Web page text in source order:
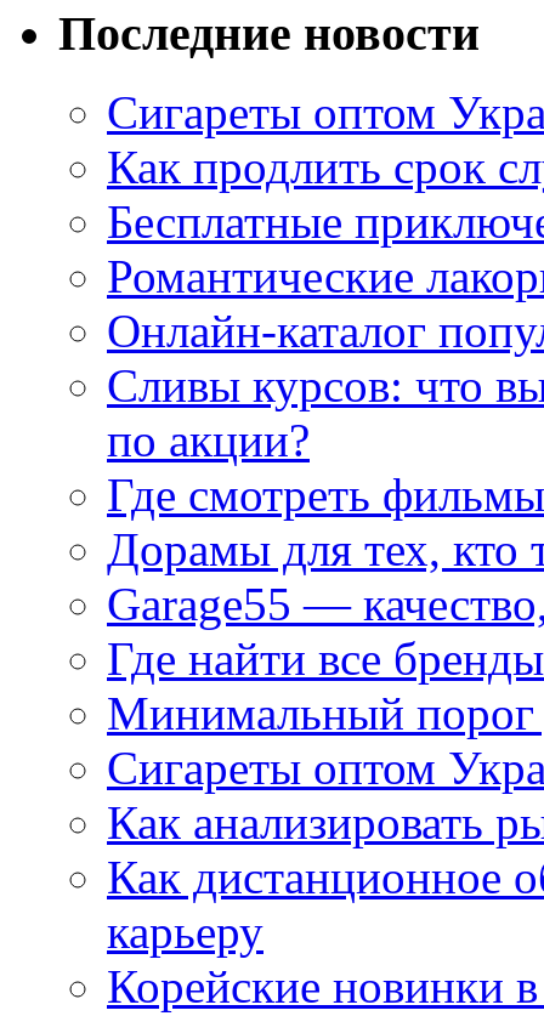
Последние новости
Сигареты оптом
Как продлить срок
Бесплатные
Романтические
Онлайн-каталог
Сливы курсов: что
по акции?
Где смотреть
Дорамы для тех, кто
Garage55 —
Где найти все
Минимальный порог
Сигареты оптом
Как анализировать
Как дистанционное
карьеру
Корейские новинки